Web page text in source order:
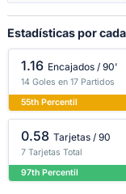
Estadísticas por
1.16 Encajados / 90'
14 Goles en 17 Partidos
55th Percentil
0.58 Tarjetas / 90
7 Tarjetas Total
97th Percentil